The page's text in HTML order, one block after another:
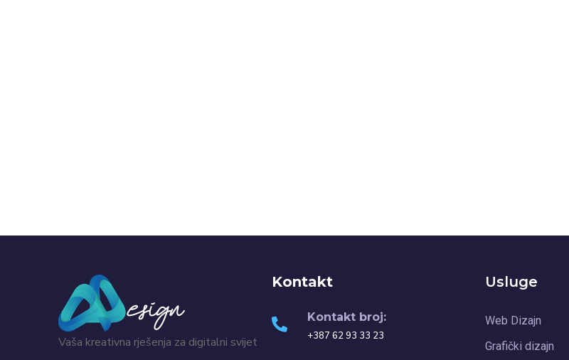
Vaša kreativna rješenja za digitalni svijet
Kontakt
Kontakt broj:
+387 62 93 33 23
Usluge
Web Dizajn
Grafički dizajn